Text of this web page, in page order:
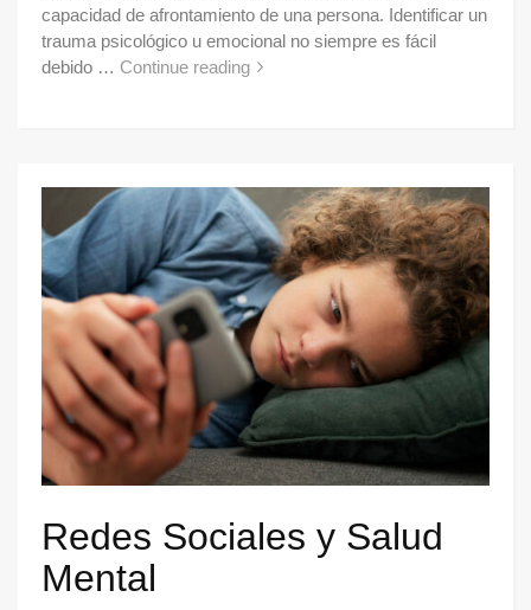
capacidad de afrontamiento de una persona. Identificar un
trauma psicológico u emocional no siempre es fácil
debido … Continue reading
Redes Sociales y Salud
Mental